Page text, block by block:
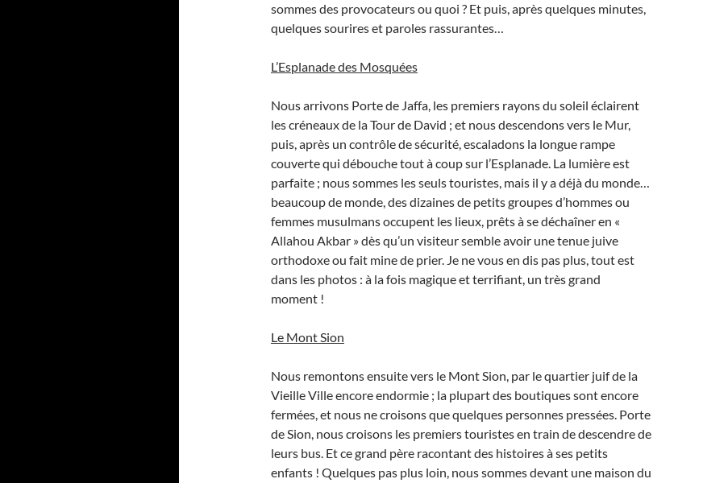
sommes des provocateurs ou quoi ? Et puis, après quelques minutes,
quelques sourires et paroles rassurantes…
L’Esplanade des Mosquées
Nous arrivons Porte de Jaffa, les premiers rayons du soleil éclairent
les créneaux de la Tour de David ; et nous descendons vers le Mur,
puis, après un contrôle de sécurité, escaladons la longue rampe
couverte qui débouche tout à coup sur l’Esplanade. La lumière est
parfaite ; nous sommes les seuls touristes, mais il y a déjà du monde…
beaucoup de monde, des dizaines de petits groupes d’hommes ou
femmes musulmans occupent les lieux, prêts à se déchaîner en «
Allahou Akbar » dès qu’un visiteur semble avoir une tenue juive
orthodoxe ou fait mine de prier. Je ne vous en dis pas plus, tout est
dans les photos : à la fois magique et terrifiant, un très grand
moment !
Le Mont Sion
Nous remontons ensuite vers le Mont Sion, par le quartier juif de la
Vieille Ville encore endormie ; la plupart des boutiques sont encore
fermées, et nous ne croisons que quelques personnes pressées. Porte
de Sion, nous croisons les premiers touristes en train de descendre de
leurs bus. Et ce grand père racontant des histoires à ses petits
enfants ! Quelques pas plus loin, nous sommes devant une maison du